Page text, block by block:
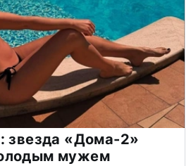
звезда «Дома-2»
мужем